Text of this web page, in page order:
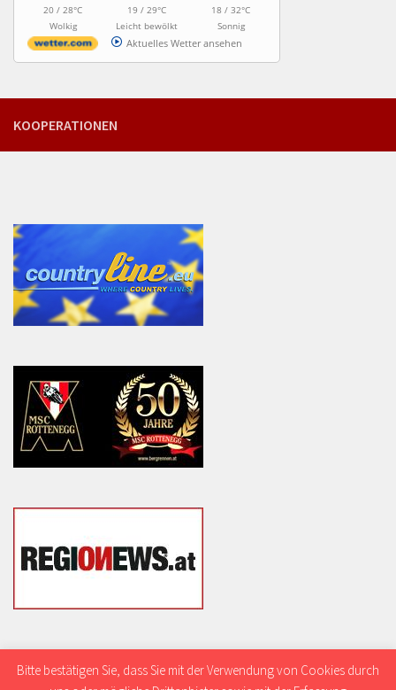
20 / 28°C
Wolkig
19 / 29°C
Leicht bewölkt
18 / 32°C
Sonnig
Aktuelles Wetter ansehen
KOOPERATIONEN
Bitte bestätigen Sie, dass Sie mit der Verwendung von Cookies durch